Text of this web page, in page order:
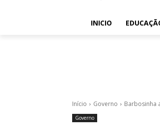
INICIO
Início Governo Barbosinha
Governo